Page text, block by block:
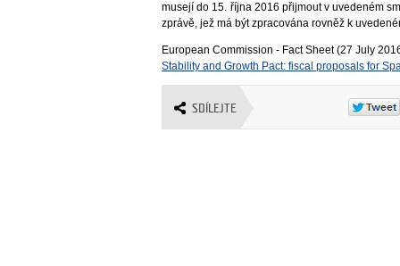
musejí do 15. října 2016 přijmout v uvedeném
zprávě, jež má být zpracována rovněž k
European Commission - Fact Sheet (27 July
Stability and Growth Pact: fiscal proposals for
SDÍLEJTE